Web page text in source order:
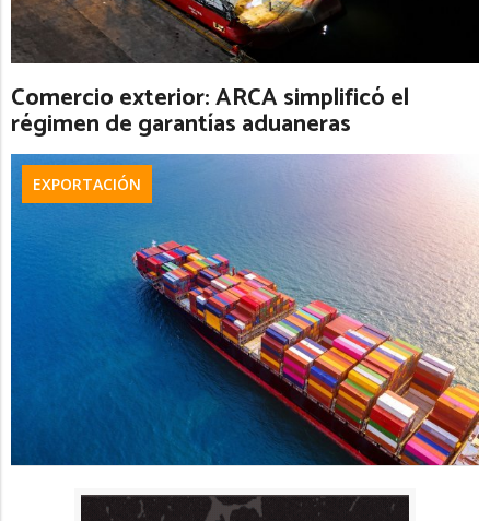
Comercio exterior: ARCA simplificó el
régimen de garantías aduaneras
EXPORTACIÓN